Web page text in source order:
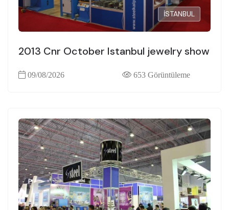
İSTANBUL
2013 Cnr October Istanbul jewelry show
09/08/2026 653 Görüntüleme